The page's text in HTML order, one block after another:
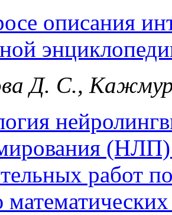
описания
Д. С.,
(НЛП)
работ